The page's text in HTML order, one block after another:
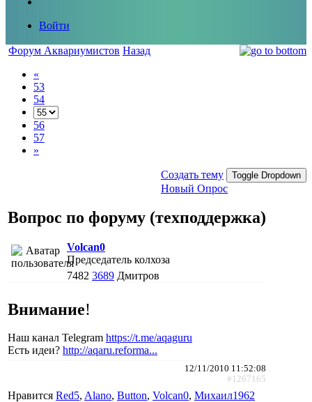
Войти
Форум Аквариумистов Назад
«
53
54
56
57
»
Создать тему Toggle Dropdown
Новый Опрос
Вопрос по форуму (техподдержка)
Volcan0
Председатель колхоза
7482 3689 Дмитров
Внимание!
Наш канал Telegram https://t.me/aqaguru
Есть идеи? http://aqaru.reforma...
12/11/2010 11:52:08
#1267165
Нравится Red5, Alano, Button, Volcan0, Михаил1962